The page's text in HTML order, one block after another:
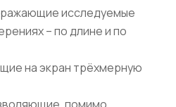
исследуемые
– по длине и по
на экран трёхмерную